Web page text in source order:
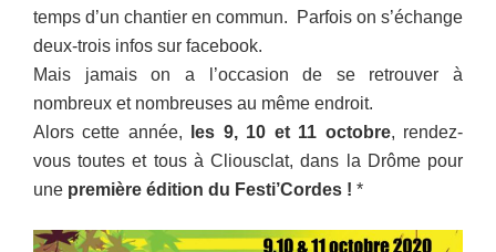
temps d’un chantier en commun. Parfois on s’échange
deux-trois infos sur facebook.
Mais jamais on a l’occasion de se retrouver à
nombreux et nombreuses au même endroit.
Alors cette année, les 9, 10 et 11 octobre, rendez-
vous toutes et tous à Cliousclat, dans la Drôme pour
une première édition du Festi’Cordes ! *